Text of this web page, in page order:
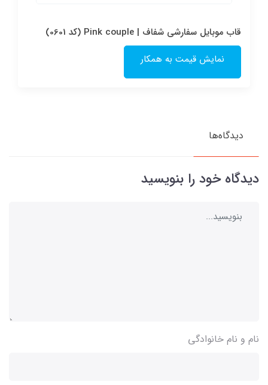
قاب موبایل سفارشی شفاف | Pink couple (کد 0601)
نمایش قیمت به همکار
دیدگاه‌ها
دیدگاه خود را بنویسید
نام و نام خانوادگی